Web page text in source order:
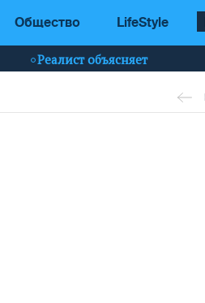
Общество LifeStyle
Реалист объясняет